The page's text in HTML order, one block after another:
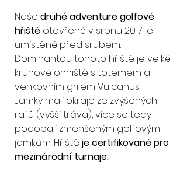
Naše druhé adventure golfové
hřiště otevřené v srpnu 2017 je
umístěné před srubem.
Dominantou tohoto hřiště je velké
kruhové ohniště s totemem a
venkovním grilem Vulcanus.
Jamky mají okraje ze zvýšených
rafů (vyšší tráva), více se tedy
podobají zmenšeným golfovým
jamkám. Hřiště je certifikované pro
mezinárodní turnaje.